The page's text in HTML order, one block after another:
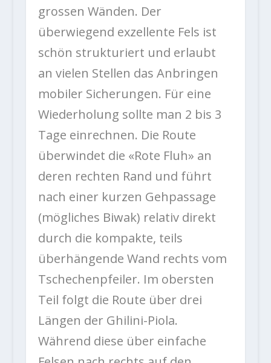
grossen Wänden. Der
überwiegend exzellente Fels ist
schön strukturiert und erlaubt
an vielen Stellen das Anbringen
mobiler Sicherungen. Für eine
Wiederholung sollte man 2 bis 3
Tage einrechnen. Die Route
überwindet die «Rote Fluh» an
deren rechten Rand und führt
nach einer kurzen Gehpassage
(mögliches Biwak) relativ direkt
durch die kompakte, teils
überhängende Wand rechts vom
Tschechenpfeiler. Im obersten
Teil folgt die Route über drei
Längen der Ghilini-Piola.
Während diese über einfache